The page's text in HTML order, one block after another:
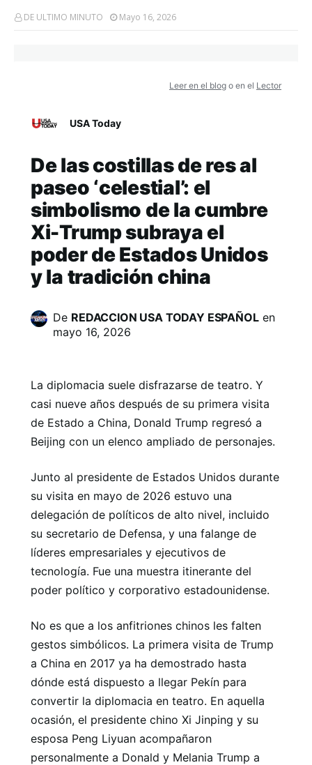
DE ULTIMO MINUTO Mayo 16, 2026
Leer en el blog o en el Lector
USA Today
De las costillas de res al
paseo ‘celestial’: el
simbolismo de la cumbre
Xi-Trump subraya el
poder de Estados Unidos
y la tradición china
De REDACCION USA TODAY ESPAÑOLen
mayo 16, 2026
La diplomacia suele disfrazarse de teatro. Y
casi nueve años después de su primera visita
de Estado a China, Donald Trump regresó a
Beijing con un elenco ampliado de personajes.
Junto al presidente de Estados Unidos durante
su visita en mayo de 2026 estuvo una
delegación de políticos de alto nivel, incluido
su secretario de Defensa, y una falange de
líderes empresariales y ejecutivos de
tecnología. Fue una muestra itinerante del
poder político y corporativo estadounidense.
No es que a los anfitriones chinos les falten
gestos simbólicos. La primera visita de Trump
a China en 2017 ya ha demostrado hasta
dónde está dispuesto a llegar Pekín para
convertir la diplomacia en teatro. En aquella
ocasión, el presidente chino Xi Jinping y su
esposa Peng Liyuan acompañaron
personalmente a Donald y Melania Trump a